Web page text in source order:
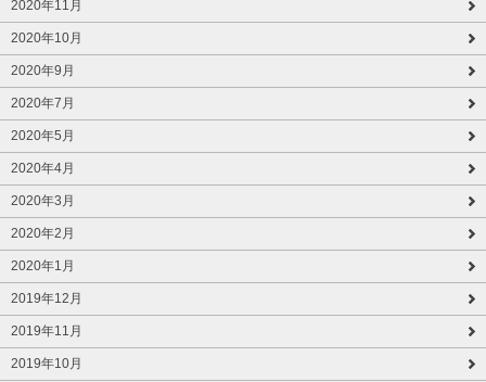
2020年11月
2020年10月
2020年9月
2020年7月
2020年5月
2020年4月
2020年3月
2020年2月
2020年1月
2019年12月
2019年11月
2019年10月